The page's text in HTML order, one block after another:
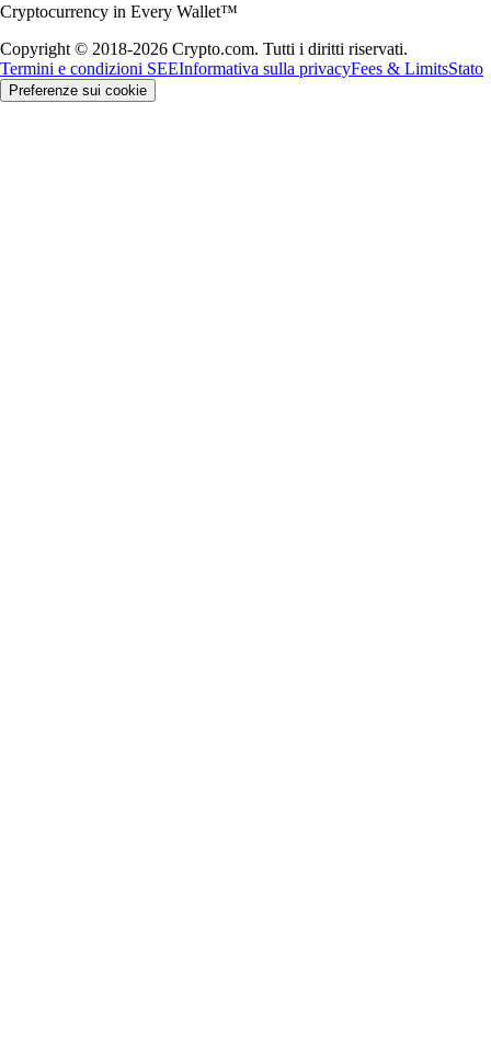
Cryptocurrency in Every Wallet™
Copyright © 2018-2026 Crypto.com. Tutti i diritti riservati.
Termini e condizioni SEEInformativa sulla privacyFees & LimitsStato
Preferenze sui cookie